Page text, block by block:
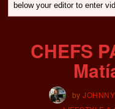
below your editor to enter
CHEFS
by